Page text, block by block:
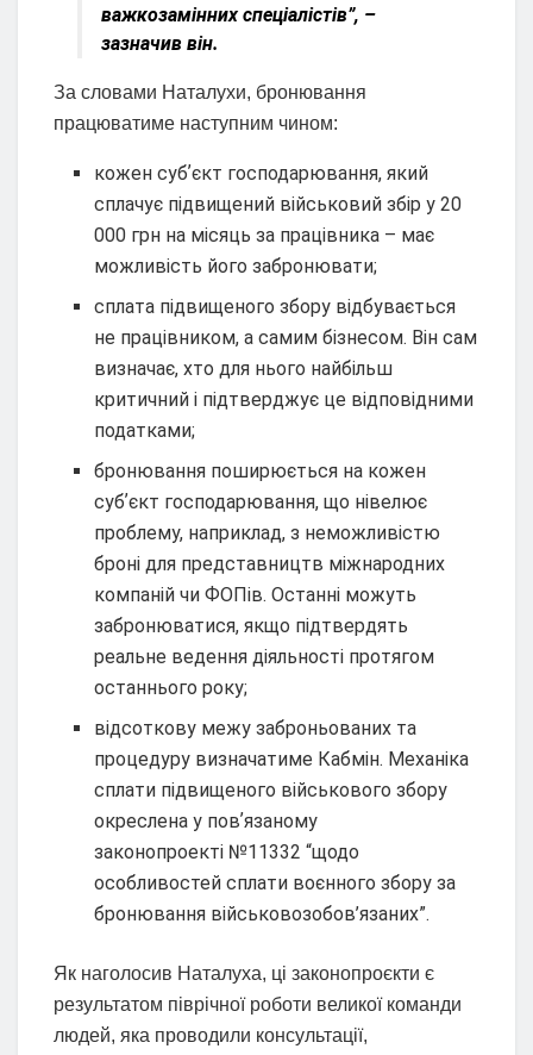
важкозамінних спеціалістів”, –
зазначив він.
За словами Наталухи, бронювання
працюватиме наступним чином:
кожен субʼєкт господарювання, який
сплачує підвищений військовий збір у 20
000 грн на місяць за працівника – має
можливість його забронювати;
сплата підвищеного збору відбувається
не працівником, а самим бізнесом. Він сам
визначає, хто для нього найбільш
критичний і підтверджує це відповідними
податками;
бронювання поширюється на кожен
субʼєкт господарювання, що нівелює
проблему, наприклад, з неможливістю
броні для представництв міжнародних
компаній чи ФОПів. Останні можуть
забронюватися, якщо підтвердять
реальне ведення діяльності протягом
останнього року;
відсоткову межу заброньованих та
процедуру визначатиме Кабмін. Механіка
сплати підвищеного військового збору
окреслена у повʼязаному
законопроекті №11332 “щодо
особливостей сплати воєнного збору за
бронювання військовозобов’язаних”.
Як наголосив Наталуха, ці законопроєкти є
результатом піврічної роботи великої команди
людей, яка проводили консультації,